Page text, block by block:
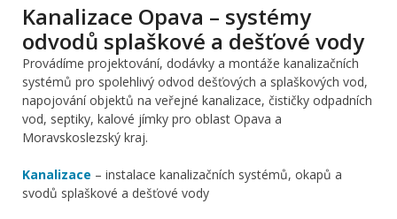
Kanalizace Opava – systémy
odvodů splaškové a dešťové vody
Provádíme projektování, dodávky a montáže kanalizačních
systémů pro spolehlivý odvod dešťových a splaškových vod,
napojování objektů na veřejné kanalizace, čističky odpadních
vod, septiky, kalové jímky pro oblast Opava a
Moravskoslezský kraj.
Kanalizace – instalace kanalizačních systémů, okapů a
svodů splaškové a dešťové vody